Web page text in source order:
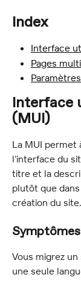
Index
Interface
Pages
Interface
(MUI)
La MUI permet
l’interface du
titre et la
plutôt que
création du site.
Symptômes
Vous migrez un
une seule